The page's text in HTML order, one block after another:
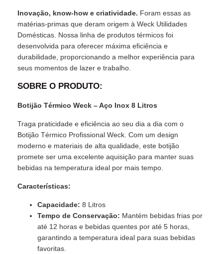
Inovação, know-how e criatividade. Foram essas as
matérias-primas que deram origem à Weck Utilidades
Domésticas. Nossa linha de produtos térmicos foi
desenvolvida para oferecer máxima eficiência e
durabilidade, proporcionando a melhor experiência para
seus momentos de lazer e trabalho.
SOBRE O PRODUTO:
Botijão Térmico Weck – Aço Inox 8 Litros
Traga praticidade e eficiência ao seu dia a dia com o
Botijão Térmico Profissional Weck. Com um design
moderno e materiais de alta qualidade, este botijão
promete ser uma excelente aquisição para manter suas
bebidas na temperatura ideal por mais tempo.
Características:
Capacidade: 8 Litros
Tempo de Conservação: Mantém bebidas frias por
até 12 horas e bebidas quentes por até 5 horas,
garantindo a temperatura ideal para suas bebidas
favoritas.